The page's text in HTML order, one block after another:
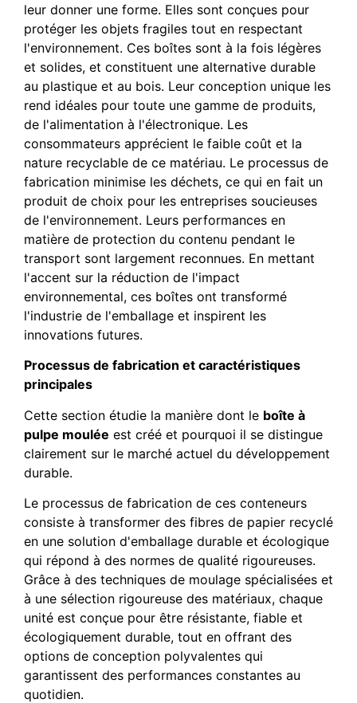
leur donner une forme. Elles sont conçues pour
protéger les objets fragiles tout en respectant
l'environnement. Ces boîtes sont à la fois légères
et solides, et constituent une alternative durable
au plastique et au bois. Leur conception unique les
rend idéales pour toute une gamme de produits,
de l'alimentation à l'électronique. Les
consommateurs apprécient le faible coût et la
nature recyclable de ce matériau. Le processus de
fabrication minimise les déchets, ce qui en fait un
produit de choix pour les entreprises soucieuses
de l'environnement. Leurs performances en
matière de protection du contenu pendant le
transport sont largement reconnues. En mettant
l'accent sur la réduction de l'impact
environnemental, ces boîtes ont transformé
l'industrie de l'emballage et inspirent les
innovations futures.
Processus de fabrication et caractéristiques
principales
Cette section étudie la manière dont le boîte à
pulpe moulée est créé et pourquoi il se distingue
clairement sur le marché actuel du développement
durable.
Le processus de fabrication de ces conteneurs
consiste à transformer des fibres de papier recyclé
en une solution d'emballage durable et écologique
qui répond à des normes de qualité rigoureuses.
Grâce à des techniques de moulage spécialisées et
à une sélection rigoureuse des matériaux, chaque
unité est conçue pour être résistante, fiable et
écologiquement durable, tout en offrant des
options de conception polyvalentes qui
garantissent des performances constantes au
quotidien.